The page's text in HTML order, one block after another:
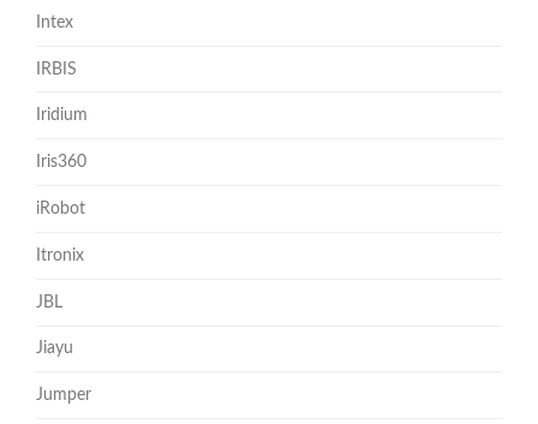
Intex
IRBIS
Iridium
Iris360
iRobot
Itronix
JBL
Jiayu
Jumper